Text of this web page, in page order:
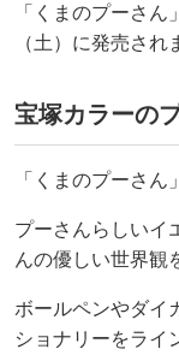
「くまのプーさ
（土）に発売され
宝塚カラーの
「くまのプーさん
プーさんらしいイ
んの優しい世界観
ボールペンやダイ
ショナリーをライ